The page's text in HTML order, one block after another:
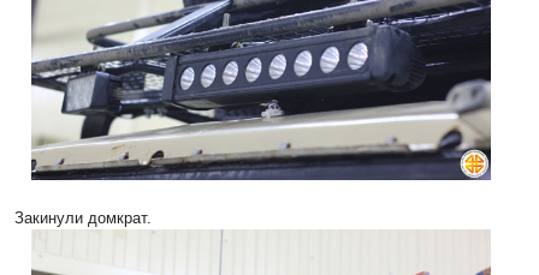
Закинули домкрат.